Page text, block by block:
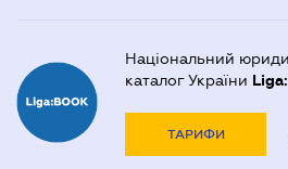
Національний
каталог України
ТАРИФИ